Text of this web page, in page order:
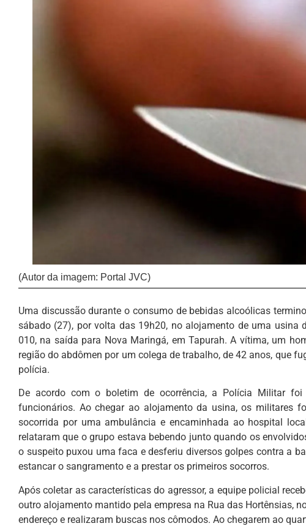
(Autor da imagem: Portal JVC)
Uma discussão durante o consumo de bebidas alcoólicas
sábado (27), por volta das 19h20, no alojamento de uma usina
010, na saída para Nova Maringá, em Tapurah. A vítima, um
região do abdômen por um colega de trabalho, de 42 anos, que
polícia.
De acordo com o boletim de ocorrência, a Polícia Militar
funcionários. Ao chegar ao alojamento da usina, os militares
socorrida por uma ambulância e encaminhada ao hospital
relataram que o grupo estava bebendo junto quando os
o suspeito puxou uma faca e desferiu diversos golpes contra a
estancar o sangramento e a prestar os primeiros socorros.
Após coletar as características do agressor, a equipe policial
outro alojamento mantido pela empresa na Rua das Hortênsias,
endereço e realizaram buscas nos cômodos. Ao chegarem ao